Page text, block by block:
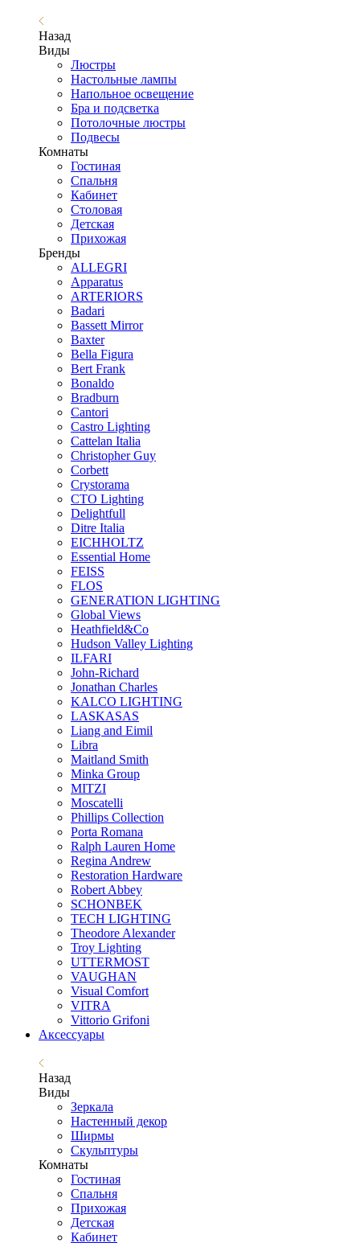
Назад
Виды
Люстры
Настольные лампы
Напольное освещение
Бра и подсветка
Потолочные люстры
Подвесы
Комнаты
Гостиная
Спальня
Кабинет
Столовая
Детская
Прихожая
Бренды
ALLEGRI
Apparatus
ARTERIORS
Badari
Bassett Mirror
Baxter
Bella Figura
Bert Frank
Bonaldo
Bradburn
Cantori
Castro Lighting
Cattelan Italia
Christopher Guy
Corbett
Crystorama
CTO Lighting
Delightfull
Ditre Italia
EICHHOLTZ
Essential Home
FEISS
FLOS
GENERATION LIGHTING
Global Views
Heathfield&Co
Hudson Valley Lighting
ILFARI
John-Richard
Jonathan Charles
KALCO LIGHTING
LASKASAS
Liang and Eimil
Libra
Maitland Smith
Minka Group
MITZI
Moscatelli
Phillips Collection
Porta Romana
Ralph Lauren Home
Regina Andrew
Restoration Hardware
Robert Abbey
SCHONBEK
TECH LIGHTING
Theodore Alexander
Troy Lighting
UTTERMOST
VAUGHAN
Visual Comfort
VITRA
Vittorio Grifoni
Аксессуары
Назад
Виды
Зеркала
Настенный декор
Ширмы
Скульптуры
Комнаты
Гостиная
Спальня
Прихожая
Детская
Кабинет